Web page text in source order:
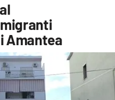
Amantea